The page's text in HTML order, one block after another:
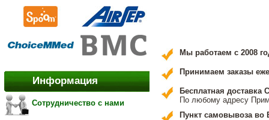
Информация
Сотрудничество с нами
Мы работаем с 2008
Принимаем заказы
Бесплатная
По любому адресу
Пункт самовывоза во